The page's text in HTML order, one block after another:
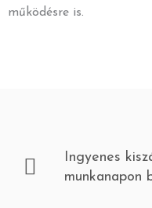
működésre is.
Ingyenes
munkanapon